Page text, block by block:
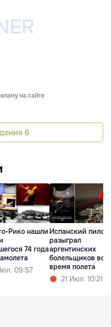
на сайте
6
Рико нашли
74 года
09:57
Испанский пилот
разыграл
аргентинских
болельщиков во
время полета
21 Июл. 10:21